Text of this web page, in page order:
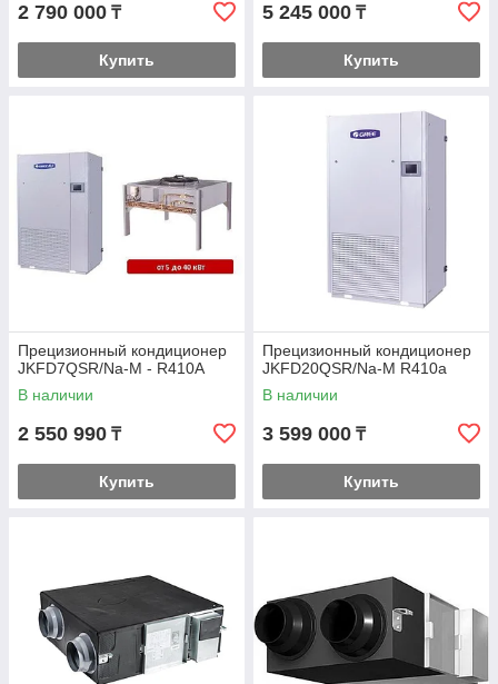
2 790 000 ₸
Купить
5 245 000 ₸
Купить
Прецизионный кондиционер
JKFD7QSR/Na-M - R410A
В наличии
2 550 990 ₸
Купить
Прецизионный кондиционер
JKFD20QSR/Na-M R410a
В наличии
3 599 000 ₸
Купить